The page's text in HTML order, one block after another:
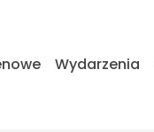
Wydarzenia